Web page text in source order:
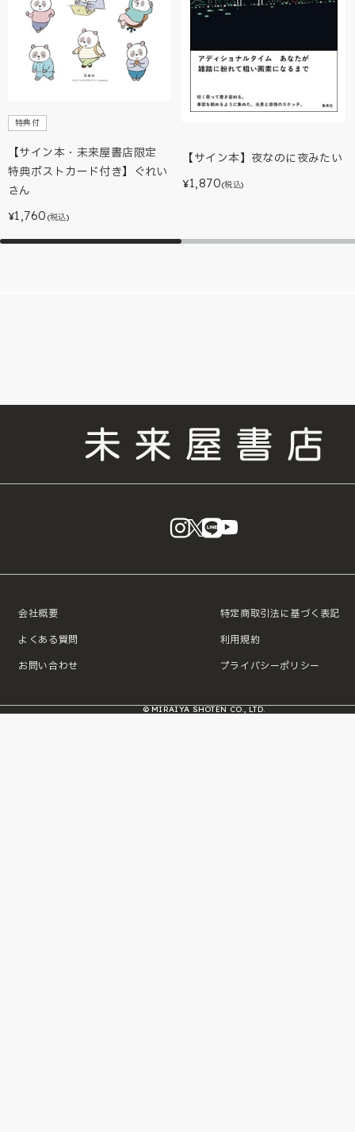
特典付
【サイン本・未来屋書店限定
特典ポストカード付き】ぐれい
さん
¥1,760 (税込)
【サイン本】夜なのに夜みたい
¥1,870(税込)
instagram
X LINE
会社概要
よくある質問
お問い合わせ
特定商取引法に基づく表記
利用規約
プライバシーポリシー
© MIRAIYA SHOTEN CO., LTD.